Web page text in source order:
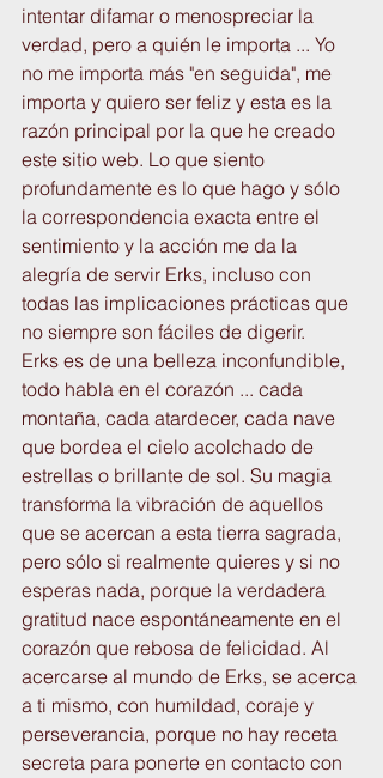
intentar difamar o menospreciar la
verdad, pero a quién le importa ... Yo
no me importa más "en seguida", me
importa y quiero ser feliz y esta es la
razón principal por la que he creado
este sitio web. Lo que siento
profundamente es lo que hago y sólo
la correspondencia exacta entre el
sentimiento y la acción me da la
alegría de servir Erks, incluso con
todas las implicaciones prácticas que
no siempre son fáciles de digerir.
Erks es de una belleza inconfundible,
todo habla en el corazón ... cada
montaña, cada atardecer, cada nave
que bordea el cielo acolchado de
estrellas o brillante de sol. Su magia
transforma la vibración de aquellos
que se acercan a esta tierra sagrada,
pero sólo si realmente quieres y si no
esperas nada, porque la verdadera
gratitud nace espontáneamente en el
corazón que rebosa de felicidad. Al
acercarse al mundo de Erks, se acerca
a ti mismo, con humildad, coraje y
perseverancia, porque no hay receta
secreta para ponerte en contacto con